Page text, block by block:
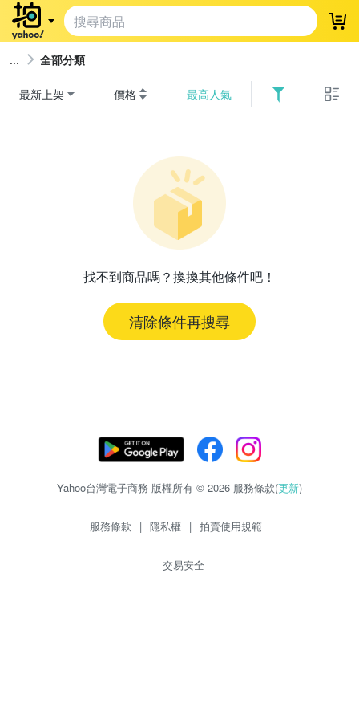
登
全部分類
最新上架 價格 最高人氣
找不到商品嗎？換換其他條件吧！
清除條件再搜尋
Yahoo台灣電子商務 版權所有 © 2026 服務條款(更新)
服務條款 | 隱私權 | 拍賣使用規範
交易安全